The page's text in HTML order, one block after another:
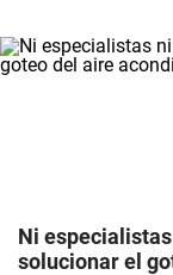
Ni
solucionar el